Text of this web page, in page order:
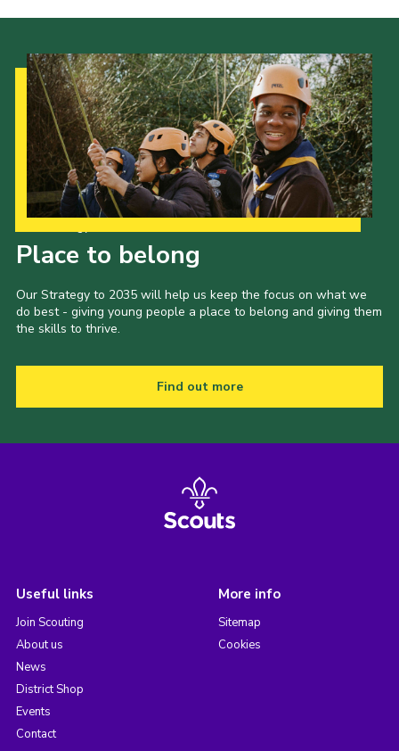
Place to belong
Our Strategy to 2035 will help us keep the focus on what we
do best - giving young people a place to belong and giving them
the skills to thrive.
Find out more
Useful links
Join Scouting
About us
News
District Shop
Events
Contact
More info
Sitemap
Cookies